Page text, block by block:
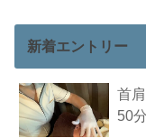
新着エントリー
首
50